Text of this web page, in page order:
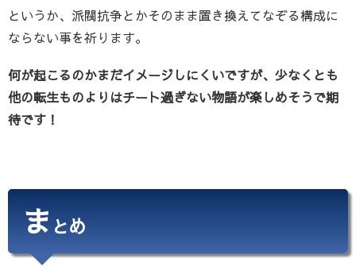
というか、派閥抗争とかそのまま置き換えてなぞる構成に
ならない事を祈ります。
何が起こるのかまだイメージしにくいですが、少なくとも
他の転生ものよりはチート過ぎない物語が楽しめそうで期
待です ！
まとめ